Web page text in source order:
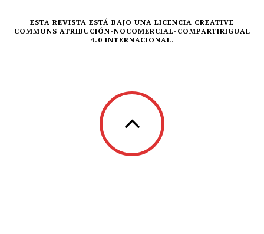
ESTA REVISTA ESTÁ BAJO UNA LICENCIA CREATIVE
COMMONS ATRIBUCIÓN-NOCOMERCIAL-COMPARTIRIGUAL
4.0 INTERNACIONAL.